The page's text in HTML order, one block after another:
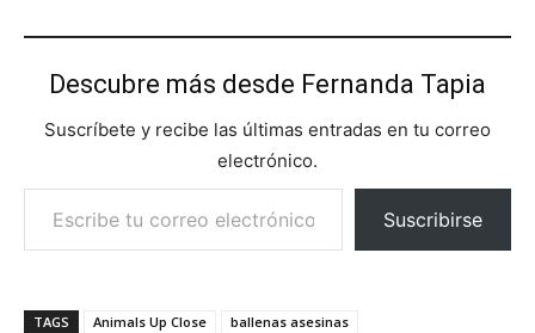
Descubre más desde Fernanda Tapia
Suscríbete y recibe las últimas entradas en tu correo
electrónico.
Escribe tu correo electrónico…
Suscribirse
TAGS Animals Up Close
ballenas asesinas